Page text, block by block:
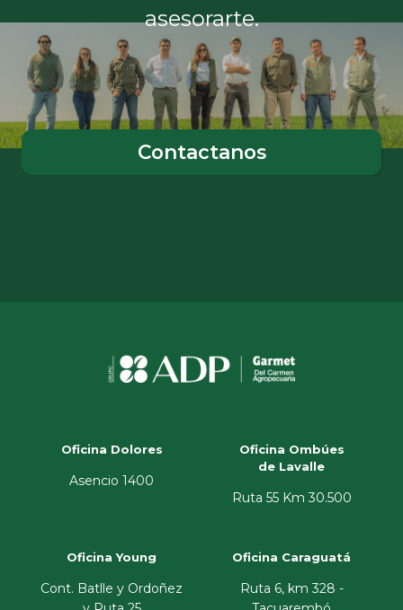
asesorarte.
Contactanos
Oficina Dolores
Asencio 1400
Oficina Ombúes
de Lavalle
Ruta 55 Km 30.500
Oficina Young
Cont. Batlle y Ordoñez
Oficina Caraguatá
Ruta 6, km 328 -